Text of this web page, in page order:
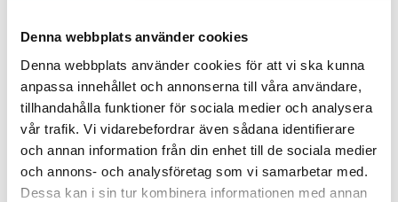
Denna webbplats använder cookies
Denna webbplats använder cookies för att vi ska kunna
anpassa innehållet och annonserna till våra användare,
tillhandahålla funktioner för sociala medier och analysera
vår trafik. Vi vidarebefordrar även sådana identifierare
och annan information från din enhet till de sociala medier
och annons- och analysföretag som vi samarbetar med.
Dessa kan i sin tur kombinera informationen med annan
299 kr
+
- ADD TO CART
Stock status: In stock
10% välkomstrabatt
när du registrerar dig för vårt
nyhetsbrev